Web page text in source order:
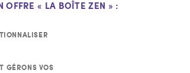
OFFRE « LA BOÎTE ZEN » :
GÉRONS VOS